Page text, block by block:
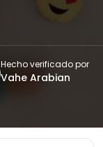
Hecho verificado por
Vahe Arabian